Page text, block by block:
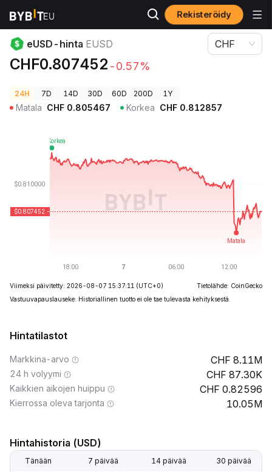
Rekisteröidy
Kryptohinnat
eUSD-hinta EUSD
CHF0.807452 -0.57%
CHF
24H 7D 14D 30D 60D 200D 1Y
Matala CHF 0.805467 Korkea CHF 0.812857
Viimeksi päivitetty: 2026-08-07 15:37:11 (UTC+0)
Tietolähde: CoinGecko
Vastuuvapauslauseke: Historiallinen tuotto ei ole tae tulevasta kehityksestä.
Hintatilastot
Markkina-arvo 8.11M
24 h volyymi 87.30K
Kaikkien aikojen huippu 0.82596
Kierrossa oleva tarjonta 10.05M
Hintahistoria (USD)
Tänään 7 päivää 14 päivää 30 päivää